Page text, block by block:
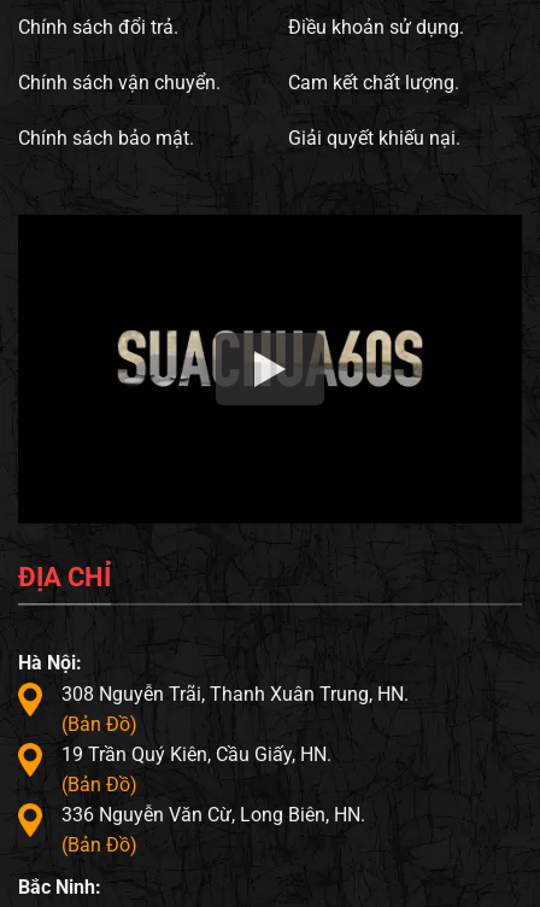
Chính sách đổi trả.
Chính sách vận chuyển.
Chính sách bảo mật.
Điều khoản sử dụng.
Cam kết chất lượng.
Giải quyết khiếu nại.
ĐỊA CHỈ
Hà Nội:
308 Nguyễn Trãi, Thanh Xuân Trung, HN.
(Bản Đồ)
19 Trần Quý Kiên, Cầu Giấy, HN.
(Bản Đồ)
336 Nguyễn Văn Cừ, Long Biên, HN.
(Bản Đồ)
Bắc Ninh: